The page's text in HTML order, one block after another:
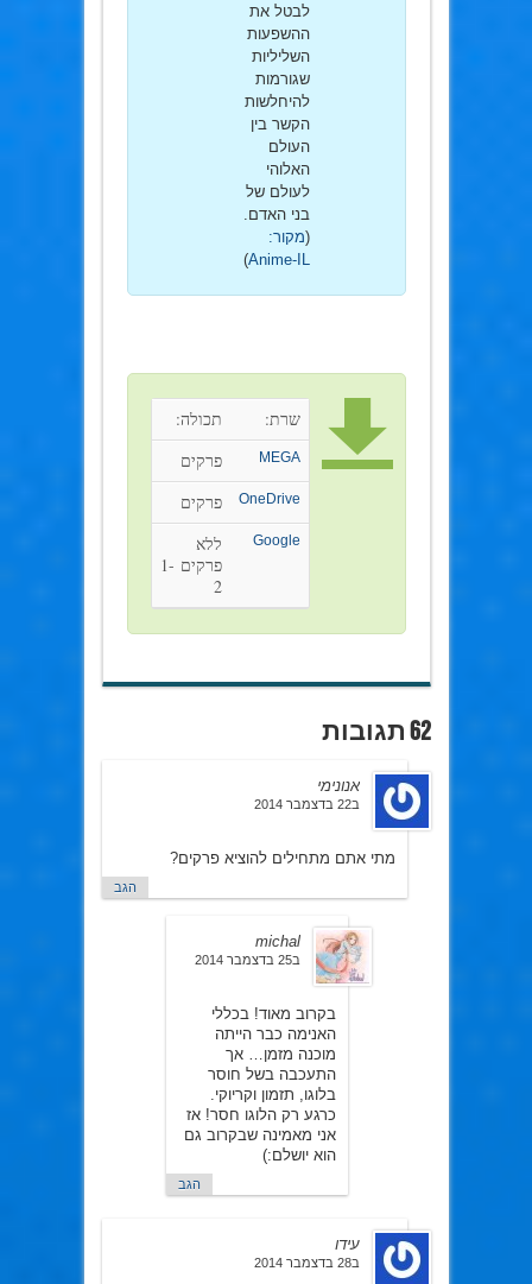
לבטל את
ההשפעות
השליליות
שגורמות
להיחלשות
הקשר בין
העולם
האלוהי
לעולם של
בני האדם.
(מקור:
Anime-IL
)
שרת: תכולה:
MEGA פרקים
OneDrive פרקים
Google
ללא
פרקים 1-
2
62 תגובות
אנונימי
ב22 בדצמבר 2014
מתי אתם מתחילים להוציא פרקים?
הגב
michal
ב25 בדצמבר 2014
בקרוב מאוד! בכללי
האנימה כבר הייתה
מוכנה מזמן… אך
התעכבה בשל חוסר
בלוגו, תזמון וקריוקי.
כרגע רק הלוגו חסר! אז
אני מאמינה שבקרוב גם
הוא יושלם:)
הגב
עידו
ב28 בדצמבר 2014